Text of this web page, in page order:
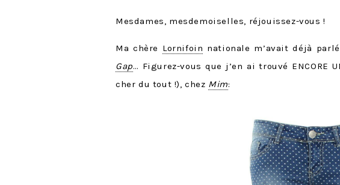
Mesdames, mesdemoiselles, réjouissez-vous !
Ma chère Lornifoin nationale m’avait déjà
Gap… Figurez-vous que j’en ai trouvé ENCORE
cher du tout !), chez Mim: